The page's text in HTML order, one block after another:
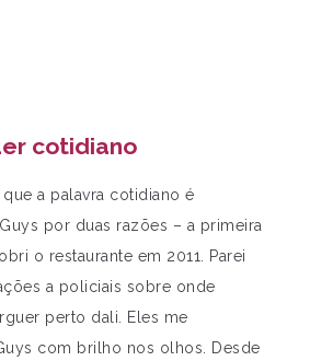
cotidiano
a palavra cotidiano é
por duas razões – a primeira
o restaurante em 2011. Parei
a policiais sobre onde
perto dali. Eles me
com brilho nos olhos. Desde